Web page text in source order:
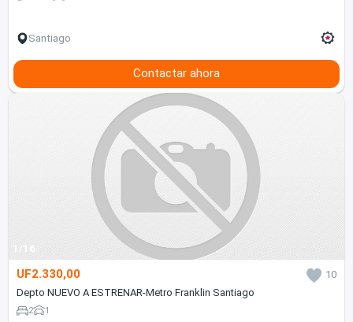
Santiago
Contactar ahora
1/16
UF2.330,00
10
Depto NUEVO A ESTRENAR-Metro Franklin Santiago
2 1